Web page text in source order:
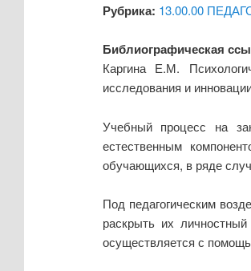
Рубрика: 13.00.00
Библиографическая
Каргина Е.М.
исследования и
Учебный процесс на
естественным
обучающихся, в ряде
Под педагогическим
раскрыть их
осуществляется с